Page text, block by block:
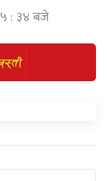
५ : ३४ बजे